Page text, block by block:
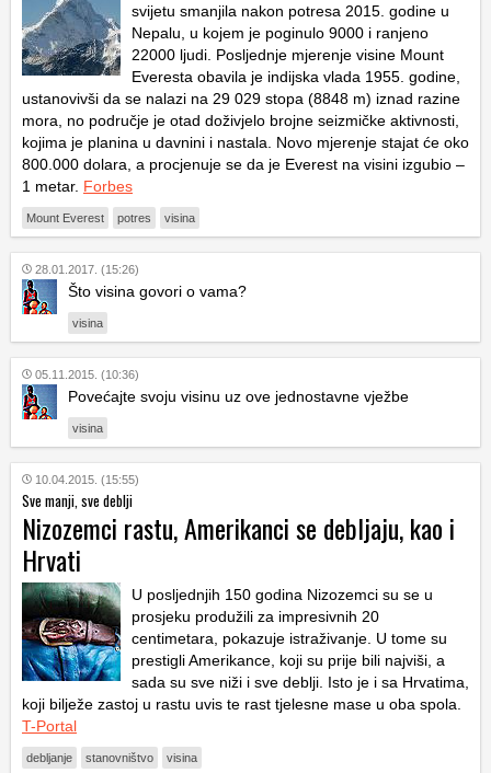
svijetu smanjila nakon potresa 2015. godine u
Nepalu, u kojem je poginulo 9000 i ranjeno
22000 ljudi. Posljednje mjerenje visine Mount
Everesta obavila je indijska vlada 1955. godine,
ustanovivši da se nalazi na 29 029 stopa (8848 m) iznad razine
mora, no područje je otad doživjelo brojne seizmičke aktivnosti,
kojima je planina u davnini i nastala. Novo mjerenje stajat će oko
800.000 dolara, a procjenuje se da je Everest na visini izgubio –
1 metar. Forbes
Mount Everest potres visina
28.01.2017. (15:26)
Što visina govori o vama?
visina
05.11.2015. (10:36)
Povećajte svoju visinu uz ove jednostavne vježbe
visina
10.04.2015. (15:55)
Sve manji, sve deblji
Nizozemci rastu, Amerikanci se debljaju, kao i
Hrvati
U posljednjih 150 godina Nizozemci su se u
prosjeku produžili za impresivnih 20
centimetara, pokazuje istraživanje. U tome su
prestigli Amerikance, koji su prije bili najviši, a
sada su sve niži i sve deblji. Isto je i sa Hrvatima,
koji bilježe zastoj u rastu uvis te rast tjelesne mase u oba spola.
T-Portal
debljanje stanovništvo visina